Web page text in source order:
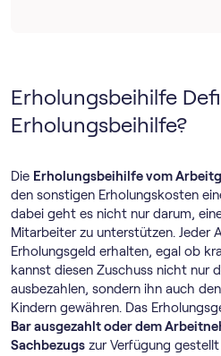
Erholungsbeihilfe
Erholungsbeihilfe?
Die Erholungsbeihilfe vom
den sonstigen Erholungskosten
dabei geht es nicht nur darum,
Mitarbeiter zu unterstützen. Jeder
Erholungsgeld erhalten, egal ob
kannst diesen Zuschuss nicht nur
ausbezahlen, sondern ihn auch
Kindern gewähren. Das
Bar ausgezahlt oder dem
Sachbezugs zur Verfügung